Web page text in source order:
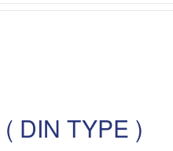
DIN TYPE )